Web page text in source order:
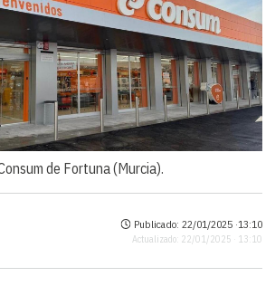
de Fortuna (Murcia).
Publicado: 22/01/2025 ·13:10
Actualizado: 22/01/2025 · 13:10